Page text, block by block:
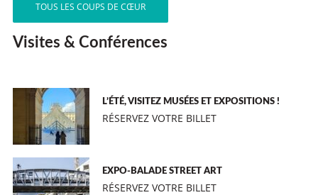
TOUS LES COUPS DE CŒUR
Visites & Conférences
L’ÉTÉ, VISITEZ MUSÉES ET EXPOSITIONS !
RÉSERVEZ VOTRE BILLET
EXPO-BALADE STREET ART
RÉSERVEZ VOTRE BILLET